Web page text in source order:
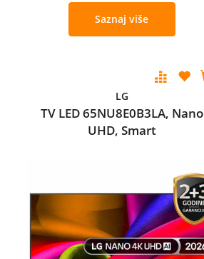
Saznaj više
LG
TV LED 65NU8E0B3LA, Nano
UHD, Smart